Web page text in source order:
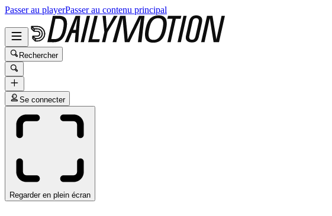
Passer au playerPasser au contenu principal
Rechercher
Se connecter
Regarder en plein écran